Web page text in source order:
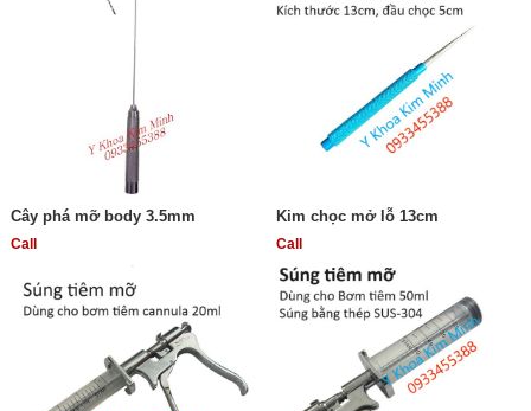
Cây phá mỡ body 3.5mm
Call
Kim chọc mở lỗ 13cm
Call